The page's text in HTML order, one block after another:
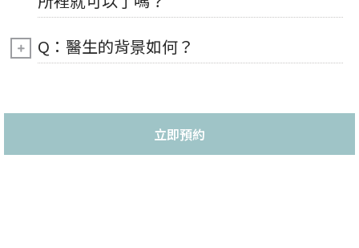
Q：醫生的背景如何？
立即預約